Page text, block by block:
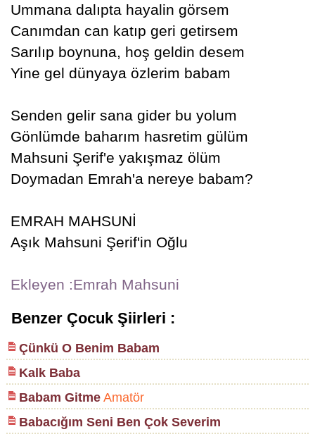
Ummana dalıpta hayalin görsem
Canımdan can katıp geri getirsem
Sarılıp boynuna, hoş geldin desem
Yine gel dünyaya özlerim babam
Senden gelir sana gider bu yolum
Gönlümde baharım hasretim gülüm
Mahsuni Şerif'e yakışmaz ölüm
Doymadan Emrah'a nereye babam?
EMRAH MAHSUNİ
Aşık Mahsuni Şerif'in Oğlu
Ekleyen :Emrah Mahsuni
Benzer Çocuk Şiirleri :
Çünkü O Benim Babam
Kalk Baba
Babam GitmeAmatör
Babacığım Seni Ben Çok Severim